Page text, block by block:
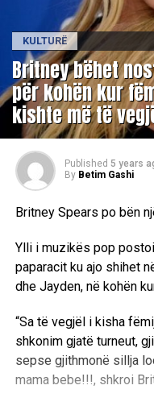
KULTURË
Britney bëhet
për kohën kur
kishte më të
Published 5 years
By Betim Gashi
Britney Spears po bën
Ylli i muzikës pop
paparacit ku ajo shihet
dhe Jayden, në kohën
“Sa të vegjël i kisha
shkonim gjatë turneut,
sepse gjithmonë sillja
mama bebe!!!, shkroi